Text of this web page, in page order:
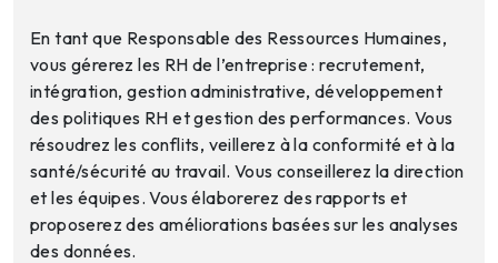
En tant que Responsable des Ressources Humaines,
vous gérerez les RH de l’entreprise : recrutement,
intégration, gestion administrative, développement
des politiques RH et gestion des performances. Vous
résoudrez les conflits, veillerez à la conformité et à la
santé/sécurité au travail. Vous conseillerez la direction
et les équipes. Vous élaborerez des rapports et
proposerez des améliorations basées sur les analyses
des données.